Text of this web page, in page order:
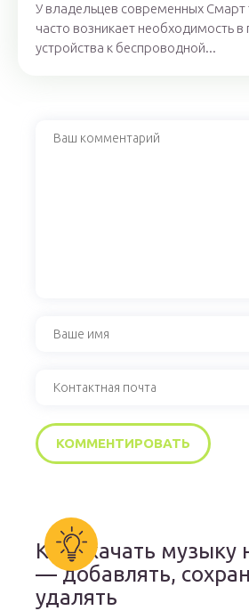
У владельцев современных Смарт
часто возникает необходимость
устройства к беспроводной...
Как скачать музыку
— добавлять,
удалять